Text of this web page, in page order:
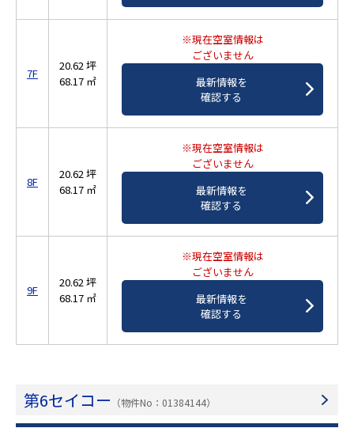
7F
20.62 坪
68.17 ㎡
※現在空室情報は
ございません
最新情報を
確認する
8F
20.62 坪
68.17 ㎡
※現在空室情報は
ございません
最新情報を
確認する
9F
20.62 坪
68.17 ㎡
※現在空室情報は
ございません
最新情報を
確認する
第6セイコー （物件No：01384144）